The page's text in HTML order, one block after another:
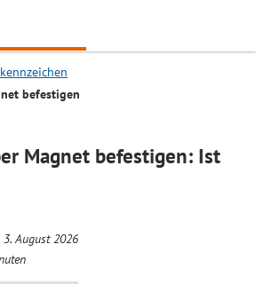
Search
befestigen
Magnet befestigen: Ist
August 2026